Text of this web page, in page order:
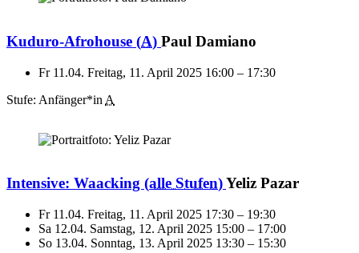
Kuduro-Afrohouse (A) Paul Damiano
Fr 11.04. Freitag, 11. April 2025 16:00 – 17:30
Stufe: Anfänger*in A
Intensive: Waacking (alle Stufen)Yeliz Pazar
Fr 11.04. Freitag, 11. April 2025 17:30 – 19:30
Sa 12.04. Samstag, 12. April 2025 15:00 – 17:00
So 13.04. Sonntag, 13. April 2025 13:30 – 15:30